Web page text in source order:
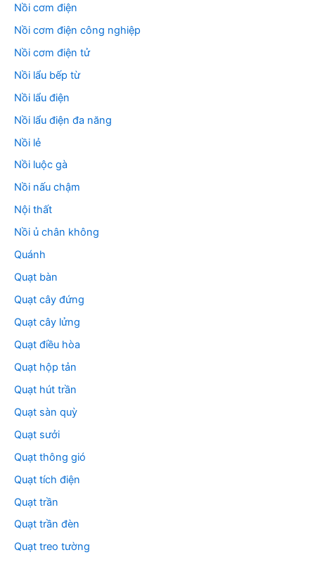
Nồi cơm điện
Nồi cơm điện công nghiệp
Nồi cơm điện tử
Nồi lẩu bếp từ
Nồi lẩu điện
Nồi lẩu điện đa năng
Nồi lẻ
Nồi luộc gà
Nồi nấu chậm
Nội thất
Nồi ủ chân không
Quánh
Quạt bàn
Quạt cây đứng
Quạt cây lửng
Quạt điều hòa
Quạt hộp tản
Quạt hút trần
Quạt sàn quỳ
Quạt sưởi
Quạt thông gió
Quạt tích điện
Quạt trần
Quạt trần đèn
Quạt treo tường